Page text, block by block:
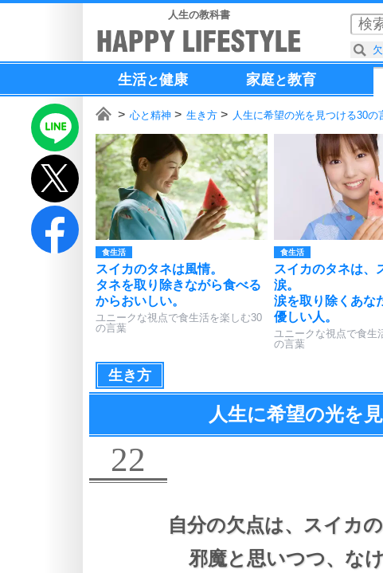
人生の教科書
生活と健康 家庭と教育
心と精神 生き方 人生に希望の光を見つける30の
食生活
スイカのタネは風情。
タネを取り除きながら食べる
からおいしい。
ユニークな視点で食生活を楽しむ30
の言葉
食生活
スイカのタネは、
涙。
涙を取り除くあな
優しい人。
ユニークな視点で食生
の言葉
生き方
人生に希望の光を
22
自分の欠点は、 スイカ
邪魔と思いつつ、 な